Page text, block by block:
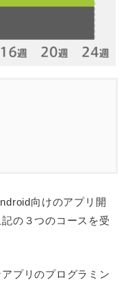
向けのアプリ開
の３つのコースを受
プリのプログラミン